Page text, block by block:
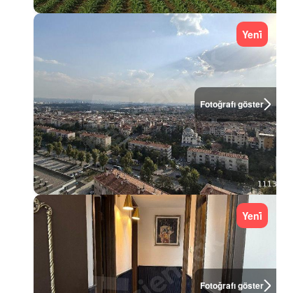
Fotoğrafı göster
Yeni̇
Fotoğrafı göster
Yeni̇